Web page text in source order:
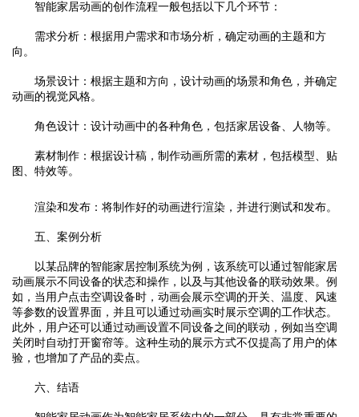
智能家居动画的创作流程一般包括以下几个环节：
需求分析：根据用户需求和市场分析，确定动画的主题和方
向。
场景设计：根据主题和方向，设计动画的场景和角色，并确定
动画的视觉风格。
角色设计：设计动画中的各种角色，包括家居设备、人物等。
素材制作：根据设计稿，制作动画所需的素材，包括模型、贴
图、特效等。
渲染和发布：将制作好的动画进行渲染，并进行测试和发布。
五、案例分析
以某品牌的智能家居控制系统为例，该系统可以通过智能家居
动画展示不同设备的状态和操作，以及与其他设备的联动效果。例
如，当用户点击空调设备时，动画会展示空调的开关、温度、风速
等参数的设置界面，并且可以通过动画实时展示空调的工作状态。
此外，用户还可以通过动画设置不同设备之间的联动，例如当空调
关闭时自动打开窗帘等。这种生动的展示方式不仅提高了用户的体
验，也增加了产品的卖点。
六、结语